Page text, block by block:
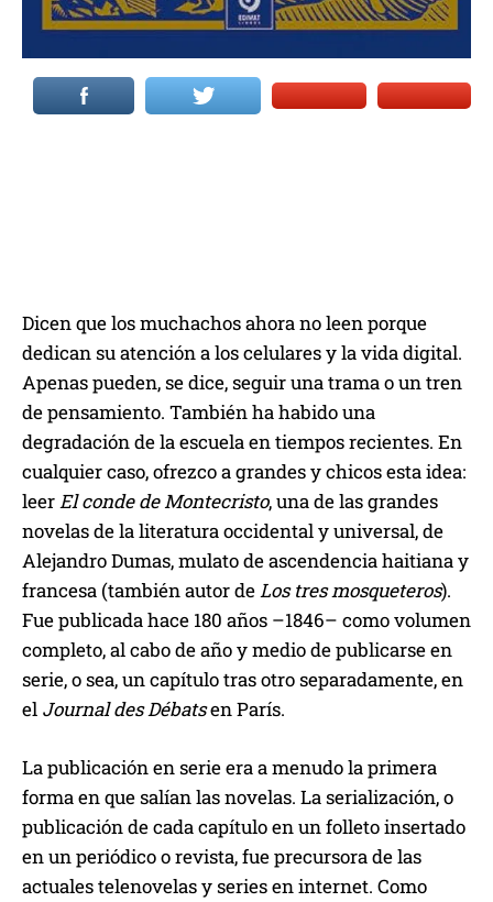
Dicen que los muchachos ahora no leen porque
dedican su atención a los celulares y la vida digital.
Apenas pueden, se dice, seguir una trama o un tren
de pensamiento. También ha habido una
degradación de la escuela en tiempos recientes. En
cualquier caso, ofrezco a grandes y chicos esta idea:
leerEl conde de Montecristo, una de las grandes
novelas de la literatura occidental y universal, de
Alejandro Dumas, mulato de ascendencia haitiana y
francesa (también autor deLos tres mosqueteros).
Fue publicada hace 180 años –1846– como volumen
completo, al cabo de año y medio de publicarse en
serie, o sea, un capítulo tras otro separadamente, en
el Journal des Débatsen París.
La publicación en serie era a menudo la primera
forma en que salían las novelas. La serialización, o
publicación de cada capítulo en un folleto insertado
en un periódico o revista, fue precursora de las
actuales telenovelas y series en internet. Como